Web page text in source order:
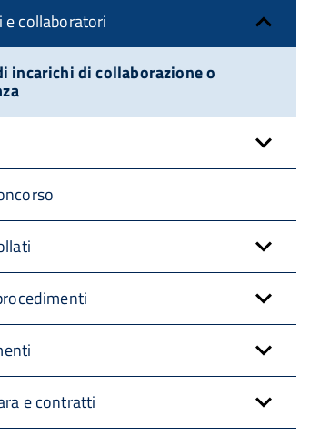
e collaboratori
incarichi di collaborazione o
e contratti